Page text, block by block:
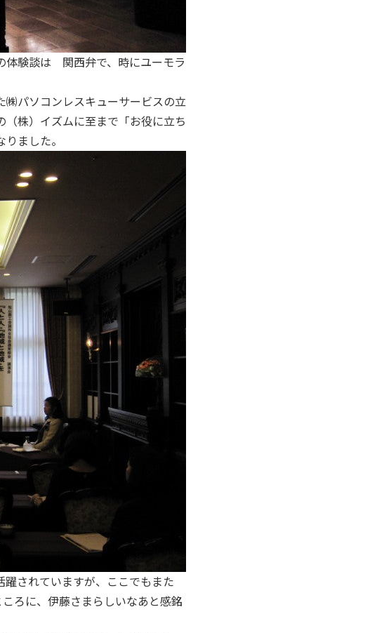
体験談は 関西弁で、時にユーモラ
パソコンレスキューサービスの立
株）イズムに至まで「お役に立ち
りました。
されていますが、ここでもまた
ろに、伊藤さまらしいなあと感銘